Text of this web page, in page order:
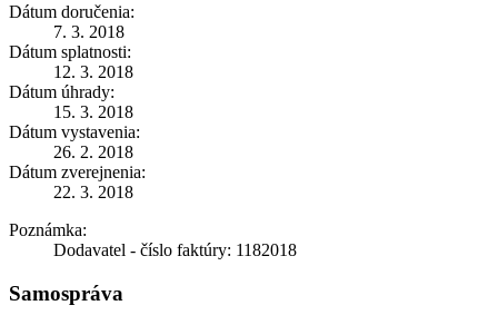
Dátum doručenia:
7. 3. 2018
Dátum splatnosti:
12. 3. 2018
Dátum úhrady:
15. 3. 2018
Dátum vystavenia:
26. 2. 2018
Dátum zverejnenia:
22. 3. 2018
Poznámka:
Dodavatel - číslo faktúry: 1182018
Samospráva